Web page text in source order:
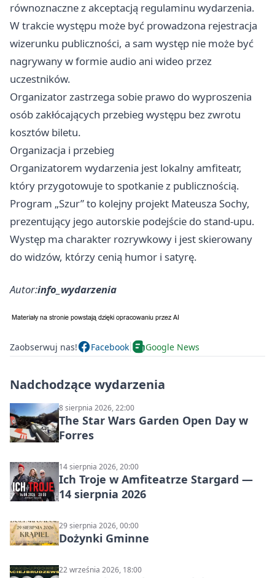
równoznaczne z akceptacją regulaminu wydarzenia.
W trakcie występu może być prowadzona rejestracja
wizerunku publiczności, a sam występ nie może być
nagrywany w formie audio ani wideo przez
uczestników.
Organizator zastrzega sobie prawo do wyproszenia
osób zakłócających przebieg występu bez zwrotu
kosztów biletu.
Organizacja i przebieg
Organizatorem wydarzenia jest lokalny amfiteatr,
który przygotowuje to spotkanie z publicznością.
Program „Szur” to kolejny projekt Mateusza Sochy,
prezentujący jego autorskie podejście do stand-upu.
Występ ma charakter rozrywkowy i jest skierowany
do widzów, którzy cenią humor i satyrę.
Autor:info_wydarzenia
Zaobserwuj nas! Facebook Google News
Nadchodzące wydarzenia
8 sierpnia 2026, 22:00
The Star Wars Garden Open Day w
Forres
14 sierpnia 2026, 20:00
Ich Troje w Amfiteatrze Stargard —
14 sierpnia 2026
29 sierpnia 2026, 00:00
Dożynki Gminne
22 września 2026, 18:00